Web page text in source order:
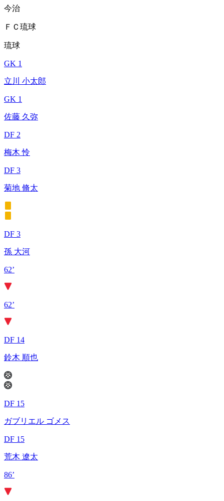
今治
ＦＣ琉球
琉球
GK 1
立川 小太郎
GK 1
佐藤 久弥
DF 2
梅木 怜
DF 3
菊地 脩太
DF 3
孫 大河
62’
62’
DF 14
鈴木 順也
DF 15
ガブリエル ゴメス
DF 15
荒木 遼太
86’